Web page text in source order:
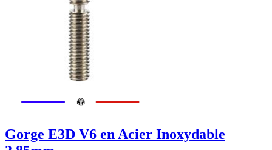
Gorge E3D V6 en Acier Inoxydable